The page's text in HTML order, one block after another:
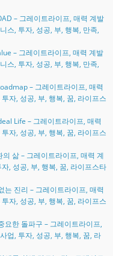
– 그레이트라이프, 매력 계발
스, 투자, 성공, 부, 행복, 만족,
– 그레이트라이프, 매력 계발
스, 투자, 성공, 부, 행복, 만족,
– 그레이트라이프, 매력
자, 성공, 부, 행복, 꿈, 라이프스
Life – 그레이트라이프, 매력
자, 성공, 부, 행복, 꿈, 라이프스
삶 – 그레이트라이프, 매력 계
, 성공, 부, 행복, 꿈, 라이프스타
는 진리 – 그레이트라이프, 매력
자, 성공, 부, 행복, 꿈, 라이프스
요한 돌파구 – 그레이트라이프,
업, 투자, 성공, 부, 행복, 꿈, 라